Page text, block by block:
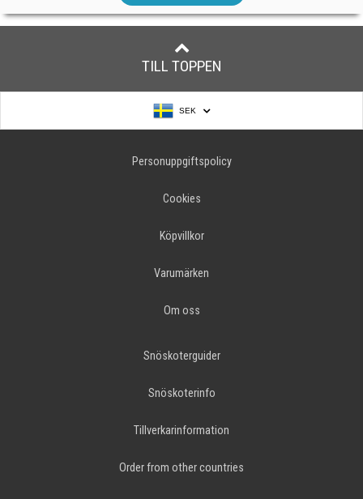
TILL TOPPEN
SEK
Personuppgiftspolicy
Cookies
Köpvillkor
Varumärken
Om oss
Snöskoterguider
Snöskoterinfo
Tillverkarinformation
Order from other countries